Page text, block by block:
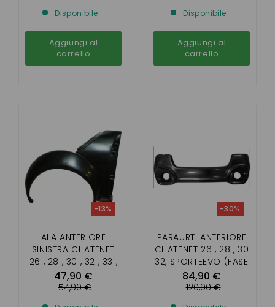
Disponibile
Aggiungi al
carrello
Disponibile
Aggiungi al
carrello
ALA ANTERIORE
SINISTRA CHATENET
26 , 28 , 30 , 32 , 33 ,
PICKUP ,SPORTEEVO
47,90 €
-13%
54,90 €
PARAURTI ANTERIORE
CHATENET 26 , 28 , 30
32, SPORTEEVO (FASE
2)
84,90 €
-30%
120,90 €